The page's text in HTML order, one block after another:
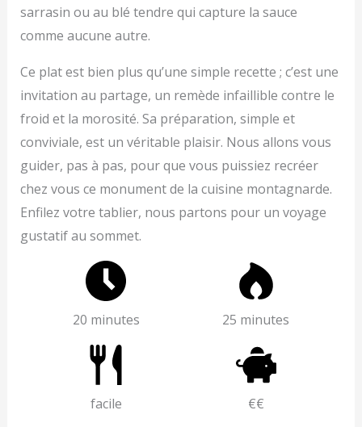
sarrasin ou au blé tendre qui capture la sauce
comme aucune autre.
Ce plat est bien plus qu’une simple recette ; c’est une
invitation au partage, un remède infaillible contre le
froid et la morosité. Sa préparation, simple et
conviviale, est un véritable plaisir. Nous allons vous
guider, pas à pas, pour que vous puissiez recréer
chez vous ce monument de la cuisine montagnarde.
Enfilez votre tablier, nous partons pour un voyage
gustatif au sommet.
20 minutes 25 minutes
facile €€